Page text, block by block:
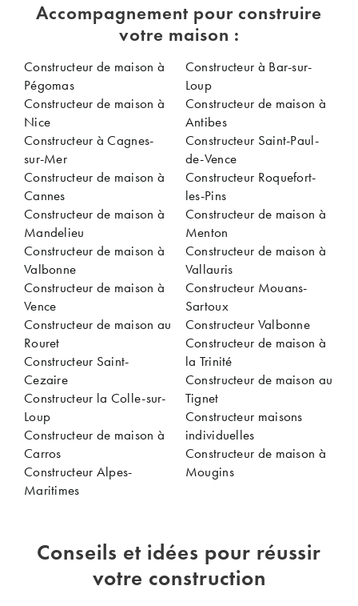
Accompagnement pour construire
votre maison :
Constructeur de maison à
Pégomas
Constructeur de maison à
Nice
Constructeur à Cagnes-
sur-Mer
Constructeur de maison à
Cannes
Constructeur de maison à
Mandelieu
Constructeur de maison à
Valbonne
Constructeur de maison à
Vence
Constructeur de maison au
Rouret
Constructeur Saint-
Cezaire
Constructeur la Colle-sur-
Loup
Constructeur de maison à
Carros
Constructeur Alpes-
Maritimes
Constructeur à Bar-sur-
Loup
Constructeur de maison à
Antibes
Constructeur Saint-Paul-
de-Vence
Constructeur Roquefort-
les-Pins
Constructeur de maison à
Menton
Constructeur de maison à
Vallauris
Constructeur Mouans-
Sartoux
Constructeur Valbonne
Constructeur de maison à
la Trinité
Constructeur de maison au
Tignet
Constructeur maisons
individuelles
Constructeur de maison à
Mougins
Conseils et idées pour réussir
votre construction